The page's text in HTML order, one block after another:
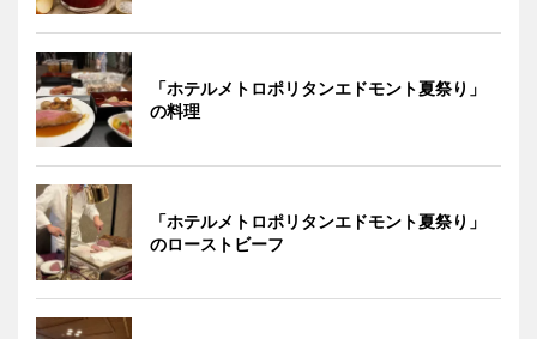
「ホテルメトロポリタンエドモント夏祭り」
の料理
「ホテルメトロポリタンエドモント夏祭り」
のローストビーフ